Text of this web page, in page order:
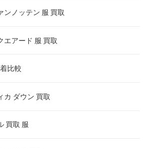
ンノッテン 服 買取
エアード 服 買取
比較
カ ダウン 買取
買取 服